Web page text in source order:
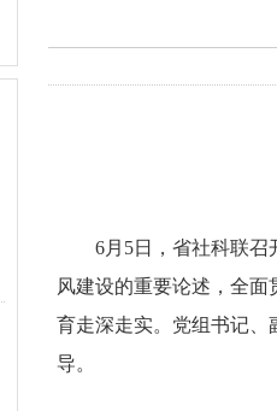
6月5日，省社科联
风建设的重要论述，全
育走深走实。党组书记、
导。